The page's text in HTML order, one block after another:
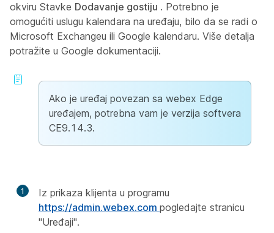
okviru Stavke Dodavanje gostiju . Potrebno je
omogućiti uslugu kalendara na uređaju, bilo da se radi o
Microsoft Exchangeu ili Google kalendaru. Više detalja
potražite u Google dokumentaciji.
Ako je uređaj povezan sa webex Edge
uređajem, potrebna vam je verzija softvera
CE9.14.3.
1
Iz prikaza klijenta u programu
https://admin.webex.com pogledajte stranicu
"Uređaji".